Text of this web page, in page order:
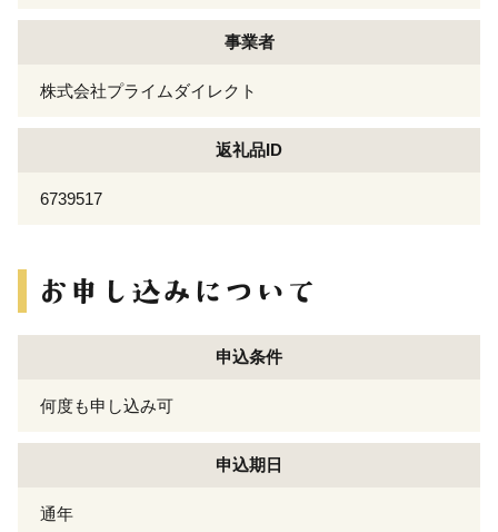
事業者
株式会社プライムダイレクト
返礼品ID
6739517
申込条件
何度も申し込み可
申込期日
通年